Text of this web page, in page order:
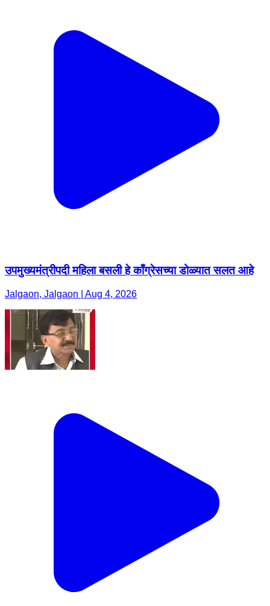
उपमुख्यमंत्रीपदी महिला बसली हे काँग्रेसच्या डोळ्यात सलत आहे
Jalgaon, Jalgaon | Aug 4, 2026